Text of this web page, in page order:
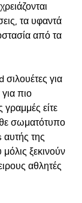
τα υφαντά
από τα
σιλουέτες για
πιο
γραμμές είτε
σωματότυπο
της
ξεκινούν
αθλητές